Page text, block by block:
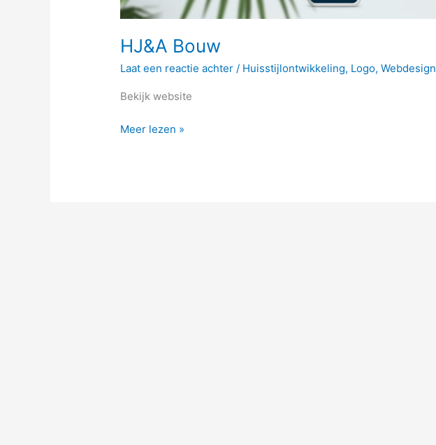
HJ&A Bouw
Laat een reactie achter / Huisstijlontwikkeling, Logo,Webdesign
Bekijk website
Meer lezen »